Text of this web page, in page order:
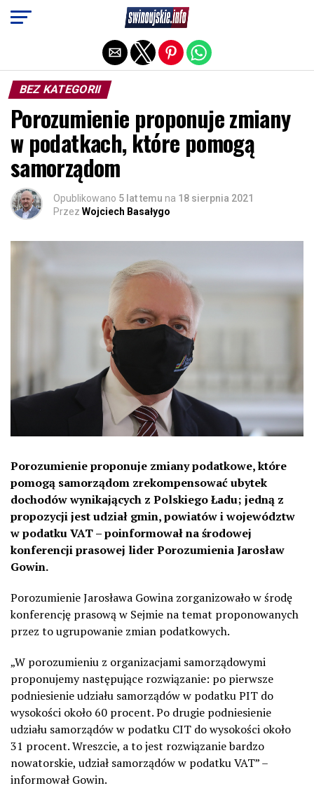
BEZ KATEGORII
Porozumienie proponuje zmiany
w podatkach, które pomogą
samorządom
Opublikowano 5 lat temu na 18 sierpnia 2021
Przez Wojciech Basałygo
Porozumienie proponuje zmiany podatkowe, które
pomogą samorządom zrekompensować ubytek
dochodów wynikających z Polskiego Ładu; jedną z
propozycji jest udział gmin, powiatów i województw
w podatku VAT – poinformował na środowej
konferencji prasowej lider Porozumienia Jarosław
Gowin.
Porozumienie Jarosława Gowina zorganizowało w środę
konferencję prasową w Sejmie na temat proponowanych
przez to ugrupowanie zmian podatkowych.
„W porozumieniu z organizacjami samorządowymi
proponujemy następujące rozwiązanie: po pierwsze
podniesienie udziału samorządów w podatku PIT do
wysokości około 60 procent. Po drugie podniesienie
udziału samorządów w podatku CIT do wysokości około
31 procent. Wreszcie, a to jest rozwiązanie bardzo
nowatorskie, udział samorządów w podatku VAT” –
informował Gowin.
Exit mobile version